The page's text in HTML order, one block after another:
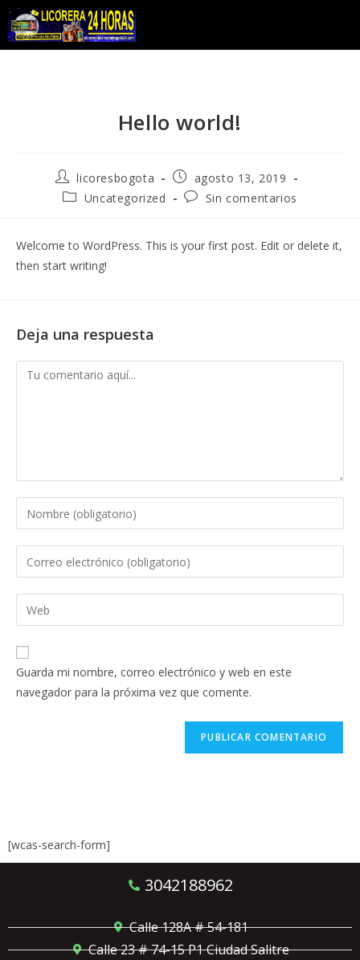
Hello world!
licoresbogota
agosto 13, 2019
Uncategorized
Sin comentarios
Welcome to WordPress. This is your first post. Edit or delete it,
then start writing!
Deja una respuesta
Guarda mi nombre, correo electrónico y web en este
navegador para la próxima vez que comente.
[wcas-search-form]
3042188962
Calle 128A # 54-181
Calle 23 # 74-15 P1 Ciudad Salitre